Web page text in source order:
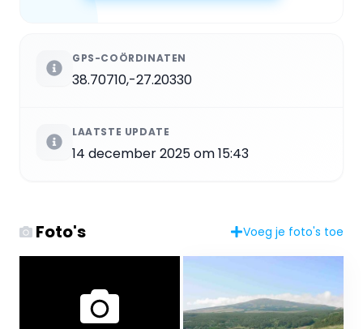
GPS-COÖRDINATEN
38.70710,-27.20330
LAATSTE UPDATE
14 december 2025 om 15:43
Foto's Voeg je foto's toe